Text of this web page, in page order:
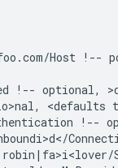
.com/Host ! --
! -- optional, >
, <defaults to
! --
</
robin | fa>i<lover/